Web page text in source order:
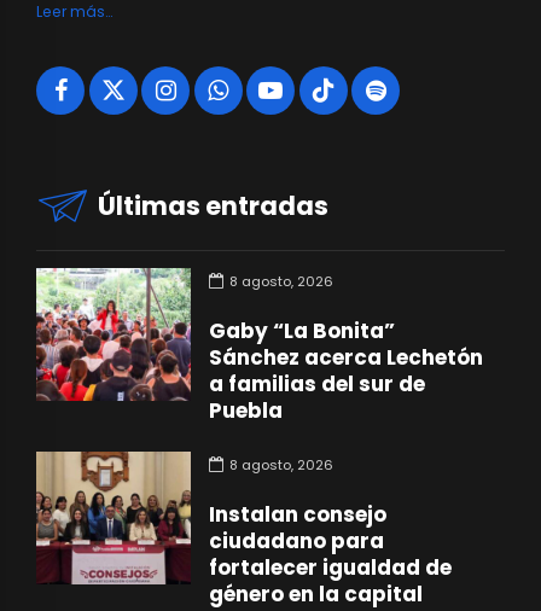
Leer más…
Últimas entradas
8 agosto, 2026
Gaby “La Bonita”
Sánchez acerca Lechetón
a familias del sur de
Puebla
8 agosto, 2026
Instalan consejo
ciudadano para
fortalecer igualdad de
género en la capital